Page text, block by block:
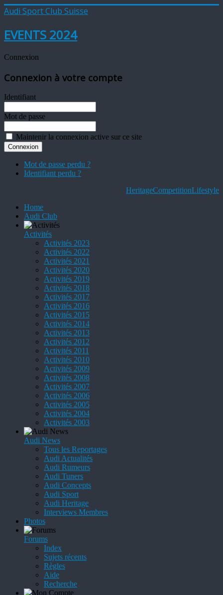
Audi Sport Club Suisse
EVENTS 2024
Connexion
Connexion à votre compte
Identifiant
Mot de passe
Maintenir la connexion active sur ce site
Mot de passe perdu ?
Identifiant perdu ?
HeritageCompetitionLifestyle
Home
Audi Club
Activités
Activités 2023
Activités 2022
Activités 2021
Activités 2020
Activités 2019
Activités 2018
Activités 2017
Activités 2016
Activités 2015
Activités 2014
Activités 2013
Activités 2012
Activités 2011
Activités 2010
Activités 2009
Activités 2008
Activités 2007
Activités 2006
Activités 2005
Activités 2004
Activités 2003
Audi News
Tous les Reportages
Audi Actualités
Audi Rumeurs
Audi Tuners
Audi Concepts
Audi Sport
Audi Heritage
Interviews Membres
Photos
Forums
Index
Sujets récents
Règles
Aide
Recherche